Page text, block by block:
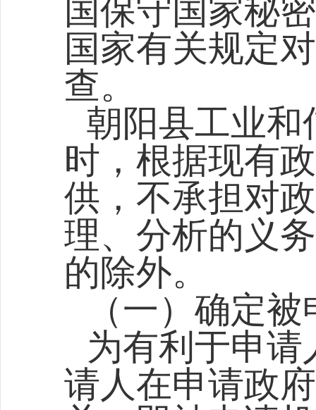
国保守国家秘
国家有关规定
查。
朝阳县工业和
时，根据现有
供，不承担对
理、分析的义
的除外。
（一）确定
为有利于申
请人在申请政